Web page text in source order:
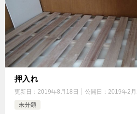
押入れ
更新日： 2019年8月18日 公開日： 2019年2月
未分類